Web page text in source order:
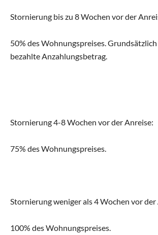
Stornierung bis zu 8 Wochen vor der
50% des Wohnungspreises.
bezahlte Anzahlungsbetrag.
Stornierung 4-8 Wochen vor der Anreise:
75% des Wohnungspreises.
Stornierung weniger als 4 Wochen vor der
100% des Wohnungspreises.